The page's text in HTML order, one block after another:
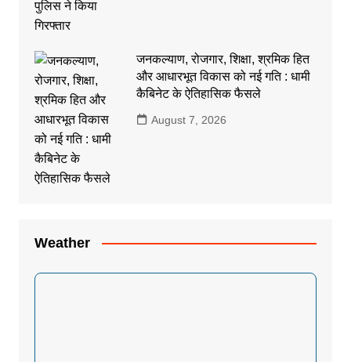
जनकल्याण, रोजगार, शिक्षा, श्रमिक हित
और आधारभूत विकास को नई गति : धामी
कैबिनेट के ऐतिहासिक फैसले
August 7, 2026
Weather